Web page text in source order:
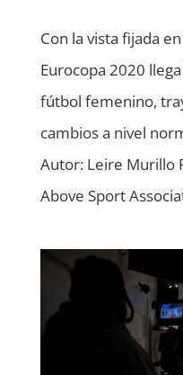
Con la vista fijada
Eurocopa 2020
fútbol femenino,
cambios a nivel
Autor: Leire Murillo
Above Sport